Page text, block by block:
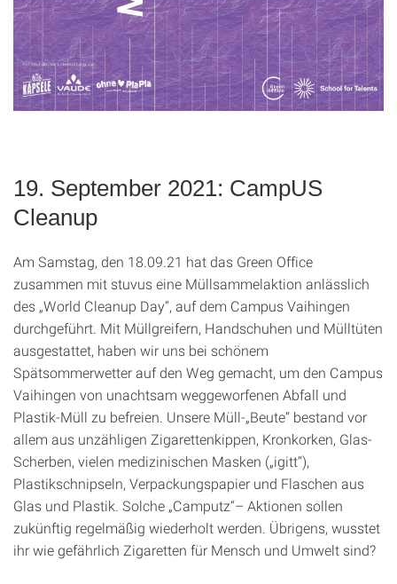
19. September 2021: CampUS
Cleanup
Am Samstag, den 18.09.21 hat das Green Office
zusammen mit stuvus eine Müllsammelaktion anlässlich
des „World Cleanup Day“, auf dem Campus Vaihingen
durchgeführt. Mit Müllgreifern, Handschuhen und Mülltüten
ausgestattet, haben wir uns bei schönem
Spätsommerwetter auf den Weg gemacht, um den Campus
Vaihingen von unachtsam weggeworfenen Abfall und
Plastik-Müll zu befreien. Unsere Müll-„Beute“ bestand vor
allem aus unzähligen Zigarettenkippen, Kronkorken, Glas-
Scherben, vielen medizinischen Masken („igitt“),
Plastikschnipseln, Verpackungspapier und Flaschen aus
Glas und Plastik. Solche „Camputz“– Aktionen sollen
zukünftig regelmäßig wiederholt werden. Übrigens, wusstet
ihr wie gefährlich Zigaretten für Mensch und Umwelt sind?